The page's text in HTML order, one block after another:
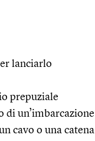
lanciarlo
prepuziale
di un’imbarcazione
cavo o una catena